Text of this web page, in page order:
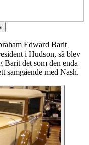
Edward Barit
i Hudson, så blev
Barit det som den enda
samgående med Nash.